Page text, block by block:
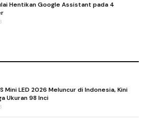
Hentikan Google Assistant pada 4
Mini LED 2026 Meluncur di Indonesia, Kini
Ukuran 98 Inci